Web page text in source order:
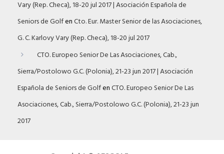
Vary (Rep. Checa), 18-20 jul 2017 | Asociación Española de
Seniors de GolfenCto. Eur. Master Senior de las Asociaciones,
G. C. Karlovy Vary (Rep. Checa), 18-20 jul 2017
CTO. Europeo Senior De Las Asociaciones, Cab.,
Sierra/Postolowo G.C. (Polonia), 21-23 jun 2017 | Asociación
Española de Seniors de GolfenCTO. Europeo Senior De Las
Asociaciones, Cab., Sierra/Postolowo G.C. (Polonia), 21-23 jun
2017